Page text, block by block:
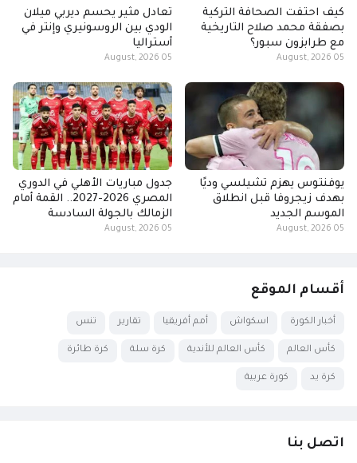
كيف احتفت الصحافة التركية
بصفقة محمد صلاح التاريخية
مع طرابزون سبور؟
05 August, 2026
تعادل مثير يحسم ديربي ميلان
الودي بين الروسونيري وإنتر في
أستراليا
05 August, 2026
يوفنتوس يهزم تشيلسي وديًا
بهدف زيجروفا قبل انطلاق
الموسم الجديد
05 August, 2026
جدول مباريات الأهلي في الدوري
المصري 2026-2027.. القمة أمام
الزمالك بالجولة السادسة
05 August, 2026
أقسام الموقع
أخبار الكورة اسكواش أمم أفريقيا تقارير تنس
كأس العالم كأس العالم للأندية كرة سلة كرة طائرة
كرة يد كورة عربية
اتصل بنا